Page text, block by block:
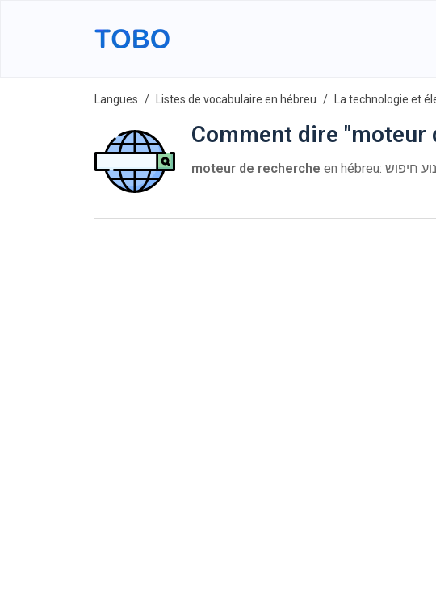
Langues Listes de vocabulaire en hébreu La technologie et
Comment dire "moteur
moteur de recherche